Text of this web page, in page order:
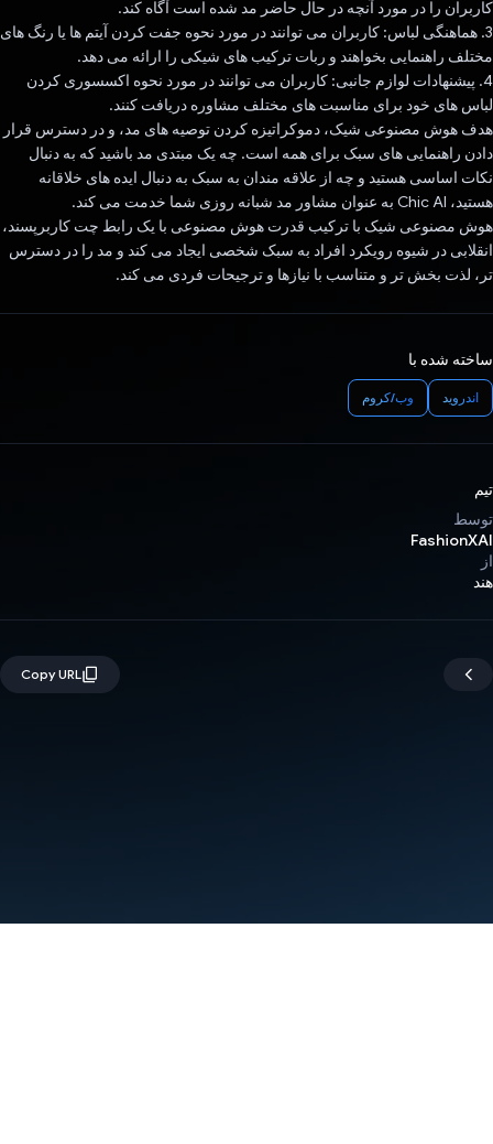
کاربران را در مورد آنچه در حال حاضر مد شده است آگاه کند.
3. هماهنگی لباس: کاربران می توانند در مورد نحوه جفت کردن آیتم ها یا رنگ های
مختلف راهنمایی بخواهند و ربات ترکیب های شیکی را ارائه می دهد.
4. پیشنهادات لوازم جانبی: کاربران می توانند در مورد نحوه اکسسوری کردن
لباس های خود برای مناسبت های مختلف مشاوره دریافت کنند.
هدف هوش مصنوعی شیک، دموکراتیزه کردن توصیه های مد، و در دسترس قرار
دادن راهنمایی های سبک برای همه است. چه یک مبتدی مد باشید که به دنبال
نکات اساسی هستید و چه از علاقه مندان به سبک به دنبال ایده های خلاقانه
هستید، Chic AI به عنوان مشاور مد شبانه روزی شما خدمت می کند.
هوش مصنوعی شیک با ترکیب قدرت هوش مصنوعی با یک رابط چت کاربرپسند،
انقلابی در شیوه رویکرد افراد به سبک شخصی ایجاد می کند و مد را در دسترس
تر، لذت بخش تر و متناسب با نیازها و ترجیحات فردی می کند.
ساخته شده با
اندروید وب/کروم
تیم
توسط
FashionXAI
از
هند